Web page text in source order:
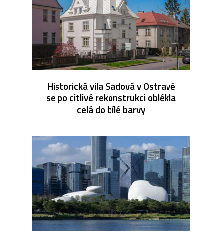
Historická vila Sadová v Ostravě
se po citlivé rekonstrukci oblékla
celá do bílé barvy